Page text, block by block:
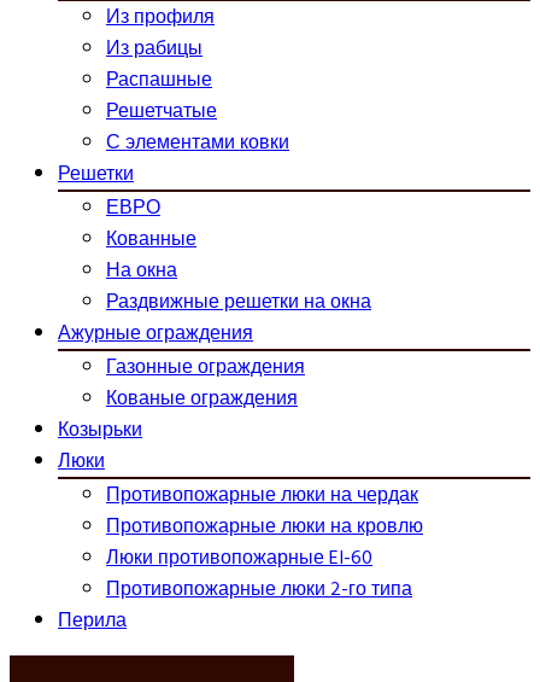
Из профиля
Из рабицы
Распашные
Решетчатые
С элементами ковки
Решетки
ЕВРО
Кованные
На окна
Раздвижные решетки на окна
Ажурные ограждения
Газонные ограждения
Кованые ограждения
Козырьки
Люки
Противопожарные люки на чердак
Противопожарные люки на кровлю
Люки противопожарные EI-60
Противопожарные люки 2-го типа
Перила